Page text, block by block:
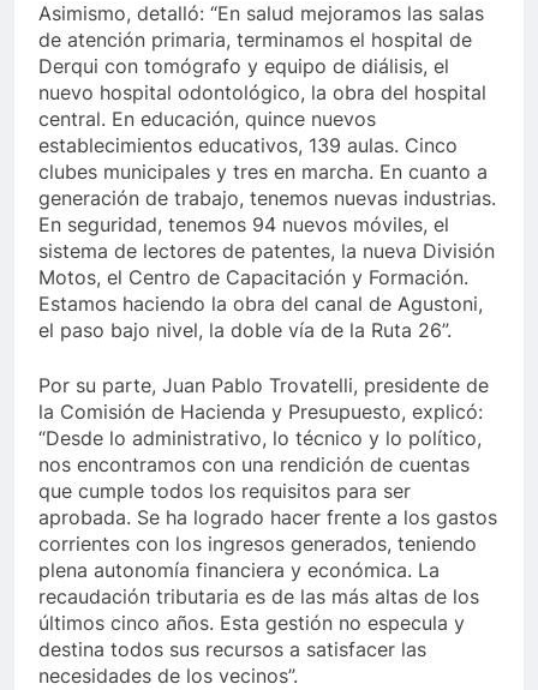
Asimismo, detalló: “En salud mejoramos las salas
de atención primaria, terminamos el hospital de
Derqui con tomógrafo y equipo de diálisis, el
nuevo hospital odontológico, la obra del hospital
central. En educación, quince nuevos
establecimientos educativos, 139 aulas. Cinco
clubes municipales y tres en marcha. En cuanto a
generación de trabajo, tenemos nuevas industrias.
En seguridad, tenemos 94 nuevos móviles, el
sistema de lectores de patentes, la nueva División
Motos, el Centro de Capacitación y Formación.
Estamos haciendo la obra del canal de Agustoni,
el paso bajo nivel, la doble vía de la Ruta 26”.
Por su parte, Juan Pablo Trovatelli, presidente de
la Comisión de Hacienda y Presupuesto, explicó:
“Desde lo administrativo, lo técnico y lo político,
nos encontramos con una rendición de cuentas
que cumple todos los requisitos para ser
aprobada. Se ha logrado hacer frente a los gastos
corrientes con los ingresos generados, teniendo
plena autonomía financiera y económica. La
recaudación tributaria es de las más altas de los
últimos cinco años. Esta gestión no especula y
destina todos sus recursos a satisfacer las
necesidades de los vecinos”.